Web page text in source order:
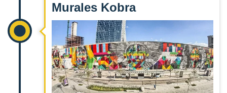
Murales Kobra